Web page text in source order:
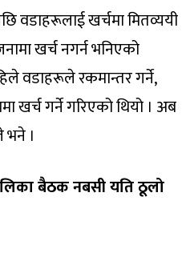
वडाहरूलाई खर्चमा मितव्ययी
खर्च नगर्न भनिएको
वडाहरूले रकमान्तर गर्ने,
खर्च गर्ने गरिएको थियो । अब
भने ।
बैठक नबसी यति ठूलो